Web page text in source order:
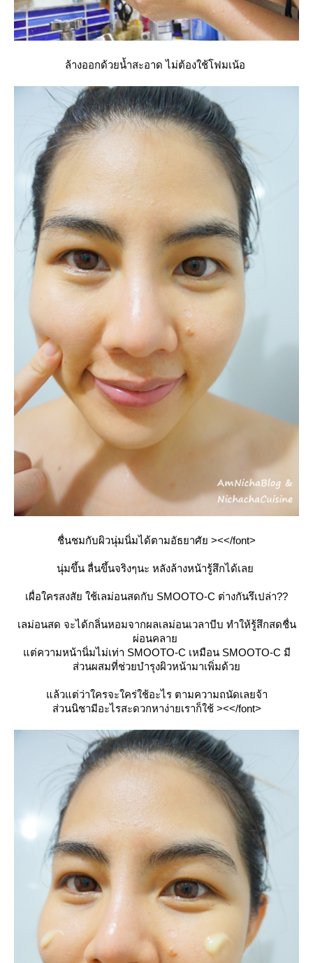
ล้างออกด้วยน้ำสะอาด ไม่ต้องใช้โฟมเน้อ
ชื่นชมกับผิวนุ่มนิ่มได้ตามอัธยาศัย ><</font>
นุ่มขึ้น ลื่นขึ้นจริงๆนะ หลังล้างหน้ารู้สึกได้เล
เผื่อใครสงสัย ใช้เลม่อนสดกับ SMOOTO-C ต่างกันรึเปล่า??
เลม่อนสด จะได้กลิ่นหอมจากผลเลม่อนเวลาบีบ ทำให้รู้สึกสดชื่น
ผ่อนคลา
ต่ความหน้านิ่มไม่เท่า SMOOTO-C เหมือน SMOOTO-C มี
ส่วนผสมที่ช่วยบำรุงผิวหน้ามาเพิ่มด้ว
ล้วแต่ว่าใครจะใคร่ใช้อะไร ตามความถนัดเลยจ้า
ส่วนนิชามีอะไรสะดวกหาง่ายเราก็ใช้ ><</font>